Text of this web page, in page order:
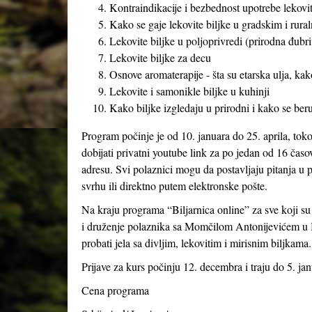
Kontraindikacije i bezbednost upotrebe
Kako se gaje lekovite biljke u gradskim i
Lekovite biljke u poljoprivredi (prirodna
Lekovite biljke za decu
Osnove aromaterapije - šta su etarska ulja,
Lekovite i samonikle biljke u kuhinji
Kako biljke izgledaju u prirodni i kako se
Program počinje je od 10. januara do 25. aprila,
dobijati privatni youtube link za po jedan od 16
adresu. Svi polaznici mogu da postavljaju pitanja
svrhu ili direktno putem elektronske pošte.
Na kraju programa “Biljarnica online” za sve koji
i druženje polaznika sa Momčilom Antonijevićem
probati jela sa divljim, lekovitim i mirisnim biljkama.
Prijave za kurs počinju 12. decembra i traju do 5.
Cena programa